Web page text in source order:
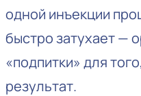
одной инъекции
быстро затухает —
«подпитки» для
результат.